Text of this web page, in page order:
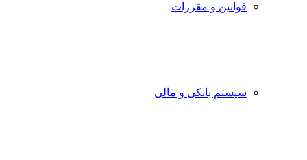
قوانین و مقررات
سیستم بانکی و مالی